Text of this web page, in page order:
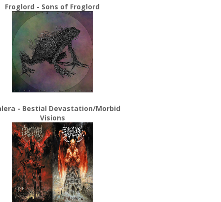
Froglord - Sons of Froglord
- Bestial Devastation/Morbid
Visions